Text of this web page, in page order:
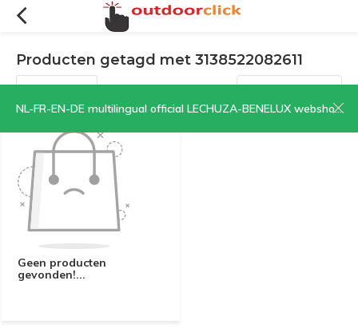
NL-FR-EN-DE multilingual official LECHUZA-BENELUX webshop | CLICK HERE NOW!
Producten getagd met 3138522082611
Filters Sorteren op:
Geen producten
gevonden!...